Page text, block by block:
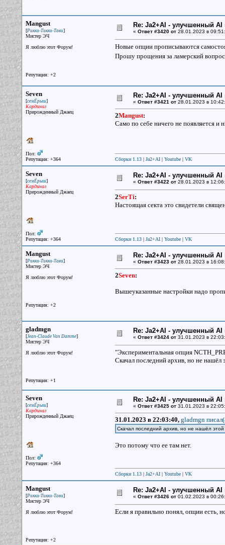
Mangust
[Рикки-Тикки-Тави]
Мистер ЭЧ
Я люблю этот Форум!
Репутация: +2
Re: Ja2+AI - улучшенный AI
« Ответ #3420 от28.01.2023 в
Новые опции прописываются
Прошу прощения за ламерский
Seven
[семЁрыш]
Кардинал
Прирожденный Джаец
Пол:
Репутация: +364
Re: Ja2+AI - улучшенный AI
« Ответ #3421 от28.01.2023 в
2Mangust:
Само по себе ничего не появляется и
Сборки 1.13| Ja2+AI| Youtube| VK
Seven
[семЁрыш]
Кардинал
Прирожденный Джаец
Пол:
Репутация: +364
Re: Ja2+AI - улучшенный AI
« Ответ #3422 от28.01.2023 в
2SerTi:
Настоящая секта это свидетели
Сборки 1.13| Ja2+AI| Youtube| VK
Mangust
[Рикки-Тикки-Тави]
Мистер ЭЧ
Я люблю этот Форум!
Репутация: +2
Re: Ja2+AI - улучшенный AI
« Ответ #3423 от28.01.2023 в
2Seven:
Вышеуказанные настройки надо
gladmgn
[Jean-Claude Van Damme]
Мистер ЭЧ
Я люблю этот Форум!
Репутация: +1
Re: Ja2+AI - улучшенный AI
« Ответ #3424 от31.01.2023 в
"Экспериментальная опция
Скачал последний архив, но не нашёл
Seven
[семЁрыш]
Кардинал
Прирожденный Джаец
Пол:
Репутация: +364
Re: Ja2+AI - улучшенный AI
« Ответ #3425 от31.01.2023 в
31.01.2023 в 22:03:40, gladmgn
Скачал последний архив, но не нашёл этой
Это потому что ее там нет.
Сборки 1.13| Ja2+AI| Youtube| VK
Mangust
[Рикки-Тикки-Тави]
Мистер ЭЧ
Я люблю этот Форум!
Репутация: +2
Re: Ja2+AI - улучшенный AI
« Ответ #3426 от01.02.2023 в
Если я правильно понял, опции есть,